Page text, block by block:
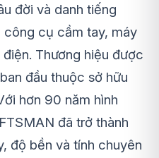
đời và danh tiếng
cụ cầm tay, máy
Thương hiệu được
đầu thuộc sở hữu
hơn 90 năm hình
đã trở thành
độ bền và tính chuyên